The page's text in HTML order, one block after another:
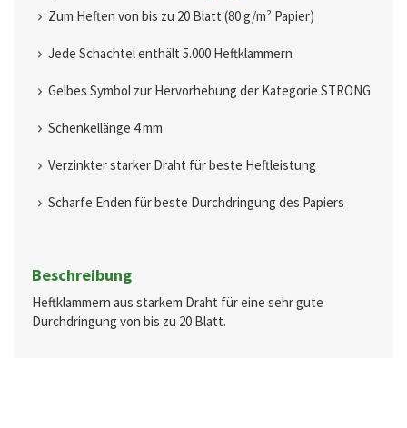
Zum Heften von bis zu 20 Blatt (80 g/m² Papier)
Jede Schachtel enthält 5.000 Heftklammern
Gelbes Symbol zur Hervorhebung der Kategorie STRONG
Schenkellänge 4 mm
Verzinkter starker Draht für beste Heftleistung
Scharfe Enden für beste Durchdringung des Papiers
Beschreibung
Heftklammern aus starkem Draht für eine sehr gute
Durchdringung von bis zu 20 Blatt.